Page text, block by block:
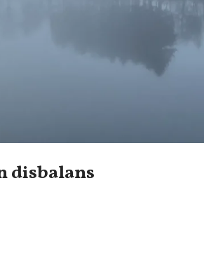
disbalans